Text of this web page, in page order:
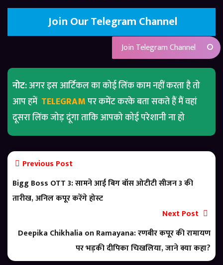
Join Our Telegram Channel
नोट:अगर इस आर्टिकल का कोई लिंक काम नहीं करता है तो
आप हमें TELEGRAMपर कमेंट करके बता सकते हैं मैं वहां
दूसरा लिंक जोड़ दूंगा ताकि आपको कोई परेशानी ना हो
Previous Post
Bigg Boss OTT 3: सामने आई बिग बॉस ओटीटी सीजन 3 की
तारीख, अनिल कपूर करेंगे होस्ट
Next Post
Deepika Chikhalia on Ramayana: रणबीर कपूर की रामायण
पर भड़की दीपिका चिखलिया, जाने क्या कहा?
Join Telegram Channel